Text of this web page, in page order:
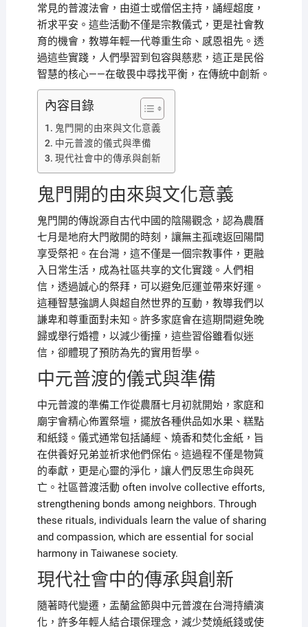
常見的普渡法會，由道士或僧侶主持，誦經超度，
祈求平安。這些活動不僅是宗教儀式，更是社會教
育的機會，教導年輕一代尊重生命、感恩祖先。透
過這些實踐，人們學習到包容與慈悲，這正是民俗
智慧的核心——在敬畏中尋找平衡，在傳統中創新。
內容目錄
鬼門開的由來與文化意義
中元普渡的儀式與準備
現代社會中的傳承與創新
鬼門開的由來與文化意義
鬼門開的傳說源自古代中國的陰陽觀念，認為農曆
七月是地府大門敞開的時刻，讓無主孤魂返回陽間
享受祭祀。在台灣，這不僅是一個宗教事件，更融
入日常生活，成為社區共享的文化實踐。人們相
信，透過誠心的祭拜，可以避免厄運並帶來好運。
這種智慧強調人與超自然世界的互動，教導我們以
謙卑和尊重面對未知。許多家庭會在這期間避免晚
歸或舉行婚禮，以減少衝撞，這些習俗雖看似迷
信，卻體現了預防為先的實用哲學。
中元普渡的儀式與準備
中元普渡的準備工作從農曆七月初就開始，家庭和
廟宇會精心佈置祭壇，擺放各種供品如水果、糕點
和紙錢。儀式通常包括誦經、燒香和焚化金紙，旨
在供養好兄弟並祈求他們保佑。這過程不僅是物質
的奉獻，更是心靈的淨化，讓人們反思生命與死
亡。社區普渡活動 often involve collective efforts,
strengthening bonds among neighbors. Through
these rituals, individuals learn the value of sharing
and compassion, which are essential for social
harmony in Taiwanese society.
現代社會中的傳承與創新
隨著時代變遷，盂蘭盆節與中元普渡在台灣持續演
化，許多年輕人結合環保理念，減少焚燒紙錢或使